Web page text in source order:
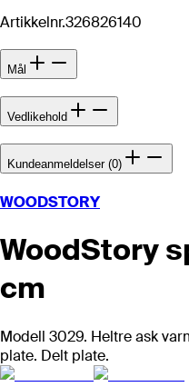
Artikkelnr.326826140
Mål
Vedlikehold
Kundeanmeldelser (0)
WOODSTORY
WoodStory
cm
Modell 3029. Heltre ask
plate. Delt plate.